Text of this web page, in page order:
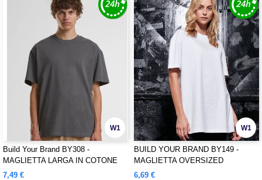
W1
Build Your Brand BY308 -
MAGLIETTA LARGA IN COTONE
7,49 €
W1
BUILD YOUR BRAND BY149 -
MAGLIETTA OVERSIZED
BOYFRIEND DA DONNA
6,69 €